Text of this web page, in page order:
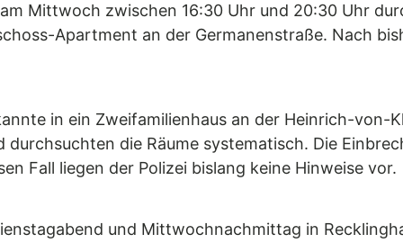
Mittwoch zwischen 16:30 Uhr und 20:30 Uhr
Apartment an der Germanenstraße. Nach
in ein Zweifamilienhaus an der Heinrich-von-
die Räume systematisch. Die
Fall liegen der Polizei bislang keine Hinweise vor.
und Mittwochnachmittag in